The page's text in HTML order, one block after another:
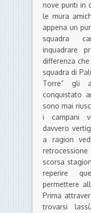
nove punti in
le mura
appena un
squadra
inquadrare
differenza
squadra di
Torre” gli
conquistato
sono mai
i campani
davvero
a ragion
scorsa
reperire
permettere
Prima
trovarsi